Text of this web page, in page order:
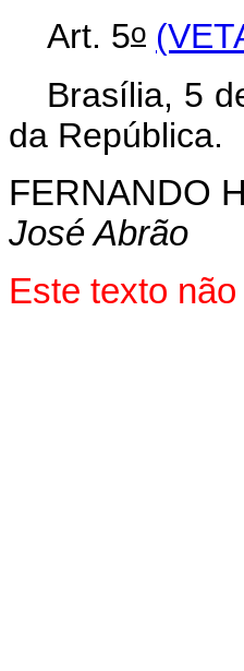
Art. 5o
Brasília, 5
da República.
FERNANDO
José Abrão
Este texto